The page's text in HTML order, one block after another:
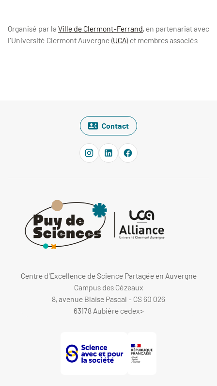
Organisé par la Ville de Clermont-Ferrand, en partenariat avec
l'Université Clermont Auvergne (UCA) et membres associés
Contact
Centre d'Excellence de Science Partagée en Auvergne
Campus des Cézeaux
8, avenue Blaise Pascal - CS 60 026
63178 Aubière cedex>